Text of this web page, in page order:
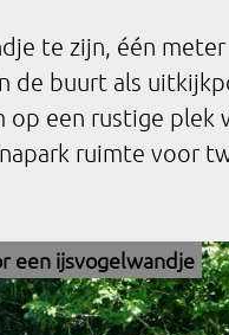
te zijn, één
de buurt als
een rustige plek
ruimte voor
een ijsvogelwandje